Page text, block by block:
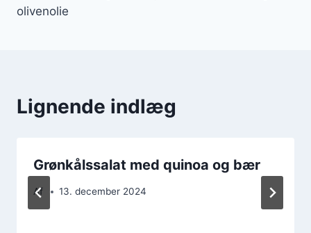
olivenolie
Lignende indlæg
Grønkålssalat med quinoa og bær
Af 13. december 2024